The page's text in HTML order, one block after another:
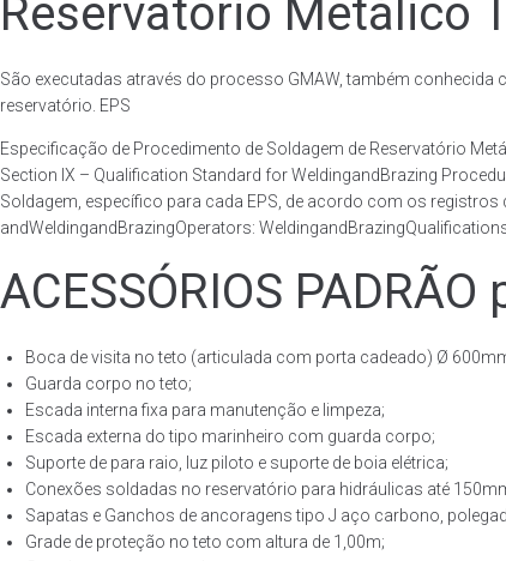
Reservatório Metálico
São executadas através do processo GMAW, também
reservatório. EPS
Especificação de Procedimento de Soldagem de Reservatório
Section IX – Qualification Standard for WeldingandBrazing
Soldagem, específico para cada EPS, de acordo com os registros
andWeldingandBrazingOperators:
ACESSÓRIOS
Boca de visita no teto (articulada com porta cadeado) Ø
Guarda corpo no teto;
Escada interna fixa para manutenção e limpeza;
Escada externa do tipo marinheiro com guarda corpo;
Suporte de para raio, luz piloto e suporte de boia elétrica;
Conexões soldadas no reservatório para hidráulicas até
Sapatas e Ganchos de ancoragens tipo J aço carbono,
Grade de proteção no teto com altura de 1,00m;